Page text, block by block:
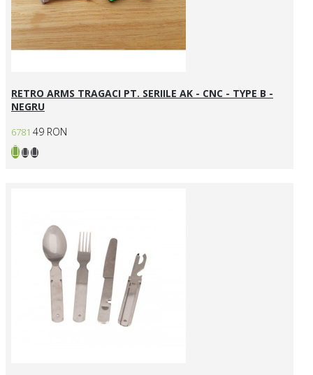
RETRO ARMS TRAGACI PT. SERIILE AK - CNC - TYPE B -
NEGRU
6781 49 RON